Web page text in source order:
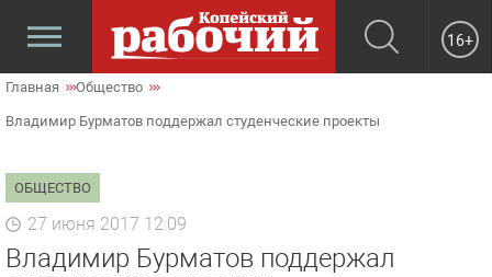
16+
Главная Общество
Владимир Бурматов поддержал студенческие проекты
ОБЩЕСТВО
27 июня 2017 12:09
Владимир Бурматов поддержал